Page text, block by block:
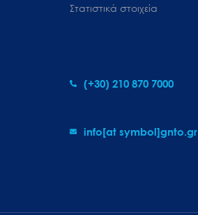
Στατιστικά στοιχεία
(+30) 210 870 7000
info[at symbol]gnto.gr